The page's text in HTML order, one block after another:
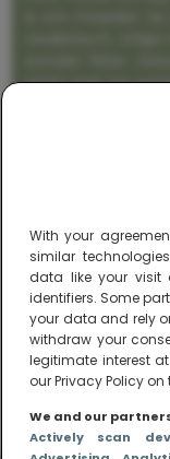
With your
similar
data like your visit
identifiers. Some
your data and rely
withdraw your
legitimate interest
our Privacy Policy on
We and our
Actively scan
gaat met en
peuters en